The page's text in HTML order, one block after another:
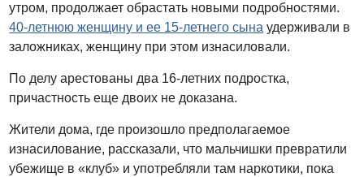
утром, продолжает обрастать новыми подробностями.
40-летнюю женщину и ее 15-летнего сына удерживали в
заложниках, женщину при этом изнасиловали.
По делу арестованы два 16-летних подростка,
причастность еще двоих не доказана.
Жители дома, где произошло предполагаемое
изнасилование, рассказали, что мальчишки превратили
убежище в «клуб» и употребляли там наркотики, пока